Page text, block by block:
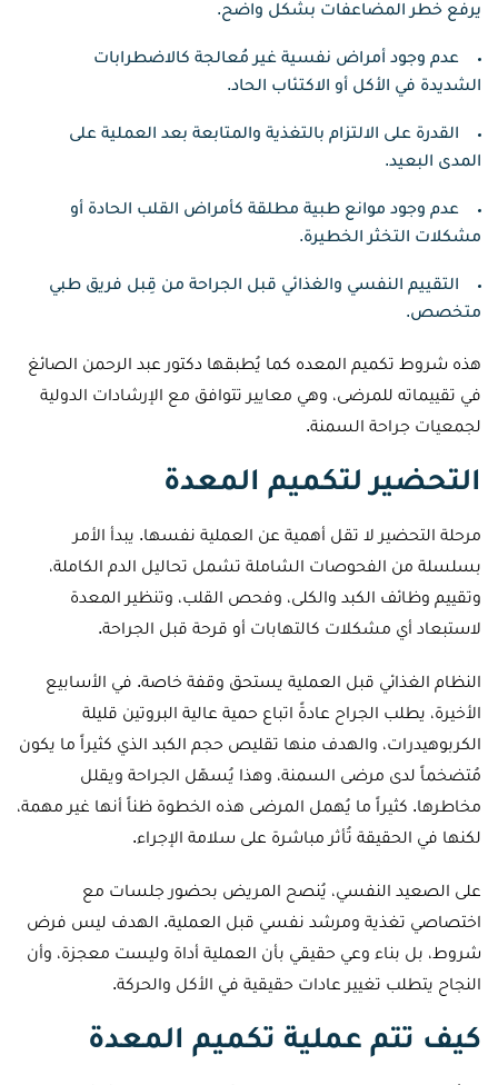
يرفع خطر المضاعفات بشكل واضح.
عدم وجود أمراض نفسية غير مُعالجة كالاضطرابات
الشديدة في الأكل أو الاكتئاب الحاد.
القدرة على الالتزام بالتغذية والمتابعة بعد العملية على
المدى البعيد.
عدم وجود موانع طبية مطلقة كأمراض القلب الحادة أو
مشكلات التخثر الخطيرة.
التقييم النفسي والغذائي قبل الجراحة من قِبل فريق طبي
متخصص.
هذه شروط تكميم المعده كما يُطبقها دكتور عبد الرحمن الصائغ
في تقييماته للمرضى، وهي معايير تتوافق مع الإرشادات الدولية
لجمعيات جراحة السمنة.
التحضير لتكميم المعدة
مرحلة التحضير لا تقل أهمية عن العملية نفسها. يبدأ الأمر
بسلسلة من الفحوصات الشاملة تشمل تحاليل الدم الكاملة،
وتقييم وظائف الكبد والكلى، وفحص القلب، وتنظير المعدة
لاستبعاد أي مشكلات كالتهابات أو قرحة قبل الجراحة.
النظام الغذائي قبل العملية يستحق وقفة خاصة. في الأسابيع
الأخيرة، يطلب الجراح عادةً اتباع حمية عالية البروتين قليلة
الكربوهيدرات، والهدف منها تقليص حجم الكبد الذي كثيراً ما يكون
مُتضخماً لدى مرضى السمنة، وهذا يُسهّل الجراحة ويقلل
مخاطرها. كثيراً ما يُهمل المرضى هذه الخطوة ظناً أنها غير مهمة،
لكنها في الحقيقة تُأثر مباشرة على سلامة الإجراء.
على الصعيد النفسي، يُنصح المريض بحضور جلسات مع
اختصاصي تغذية ومرشد نفسي قبل العملية. الهدف ليس فرض
شروط، بل بناء وعي حقيقي بأن العملية أداة وليست معجزة، وأن
النجاح يتطلب تغيير عادات حقيقية في الأكل والحركة.
كيف تتم عملية تكميم المعدة